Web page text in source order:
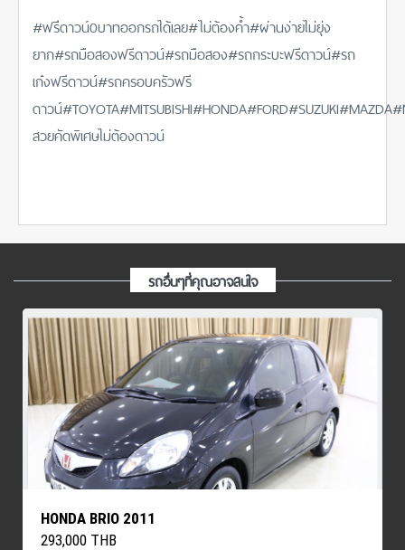
#ฟรีีดาวน์0บาทออกรถได้เลย#ไม่ต้องค้ำ#ผ่านง่ายไม่ยุ่ง
ยาก#รถมือสองฟรีดาวน์#รถมือสอง#รถกระบะฟรีดาวน์#รถ
เก๋งฟรีดาวน์#รถครอบครัวฟรี
ดาวน์
สวยคัดพิเศษไม่ต้องดาวน์
รถอื่นๆที่คุณอาจสนใจ
HONDA BRIO 2011
293,000 THB